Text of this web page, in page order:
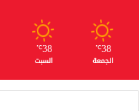
38
℃
الجمعة
38
℃
السبت